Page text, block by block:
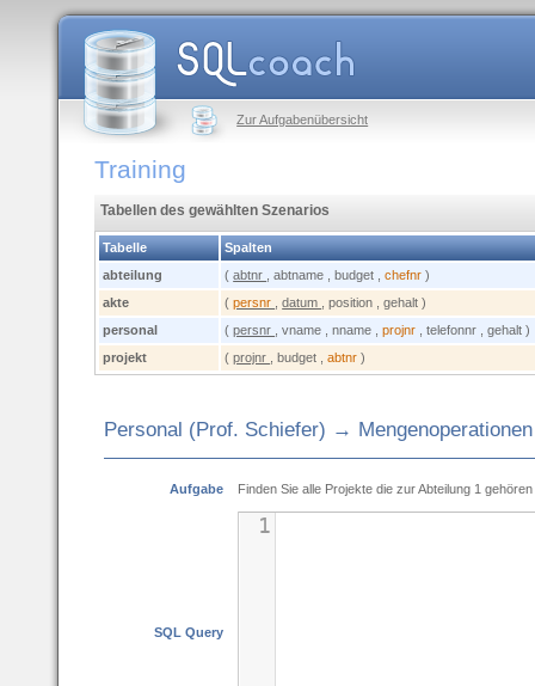
Zur Aufgabenübersicht
Training
Tabellen des gewählten Szenarios
Tabelle
Spalten
abteilung
(abtnr , abtname , budget ,chefnr)
akte
(persnr ,datum
, position , gehalt )
personal
(persnr , vname , nname ,projnr
, telefonnr , gehalt )
projekt
(projnr , budget ,abtnr)
Personal (Prof. Schiefer) →
Aufgabe Finden Sie alle Projekte die zur Abteilung 1
SQL Query
1